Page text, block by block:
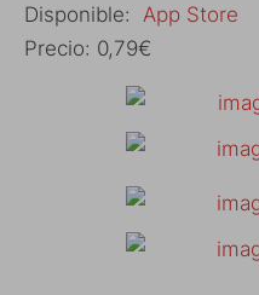
Disponible: App Store
Precio: 0,79€